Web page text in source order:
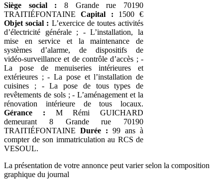
Siège social : 8 Grande rue 70190
TRAITIÉFONTAINECapital : 1500 €
Objet social : L’exercice de toutes activités
d’électricité générale ; - L’installation, la
mise en service et la maintenance de
systèmes d’alarme, de dispositifs de
vidéo‑surveillance et de contrôle d’accès ; -
La pose de menuiseries intérieures et
extérieures ; - La pose et l’installation de
cuisines ; - La pose de tous types de
revêtements de sols ; - L’aménagement et la
rénovation intérieure de tous locaux.
Gérance : M Rémi GUICHARD
demeurant 8 Grande rue 70190
TRAITIÉFONTAINE Durée : 99 ans à
compter de son immatriculation au RCS de
VESOUL.
La présentation de votre annonce peut varier selon la composition
graphique du journal